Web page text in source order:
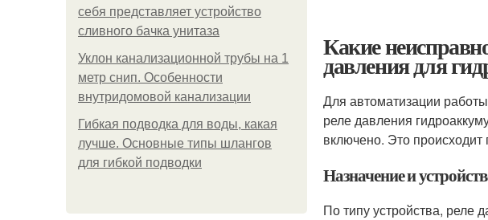
себя представляет устройство
сливного бачка унитаза
Уклон канализационной трубы на 1
метр снип. Особенности
внутридомовой канализации
Гибкая подводка для воды, какая
лучше. Основные типы шлангов
для гибкой подводки
Какие
давления для
Для автоматизации
реле давления
включено. Это
Назначение и
По типу устройства, реле